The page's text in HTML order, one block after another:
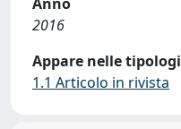
2016
Appare nelle
1.1 Articolo in rivista